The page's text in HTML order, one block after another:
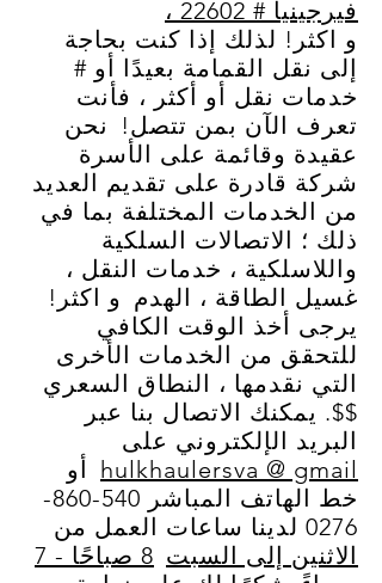
فيرجينيا # 22602 ،
و اكثر! لذلك إذا كنت بحاجة
إلى نقل القمامة بعيدًا أو #
خدمات نقل أو أكثر ، فأنت
تعرف الآن بمن تتصل!
نحن
عقيدة وقائمة على الأسرة
شركة قادرة على تقديم العديد
من الخدمات المختلفة بما في
ذلك ؛ الاتصالات السلكية
واللاسلكية ، خدمات النقل ،
غسيل الطاقة ، الهدم و اكثر!
يرجى أخذ الوقت الكافي
للتحقق من الخدمات الأخرى
التي نقدمها ، النطاق السعري
$$. يمكنك الاتصال بنا عبر
البريد الإلكتروني على
hulkhaulersva @ gmail أو
خط الهاتف المباشر
540-860-
0276 لدينا ساعات العمل من
الاثنين إلى السبت
8 صباحًا - 7